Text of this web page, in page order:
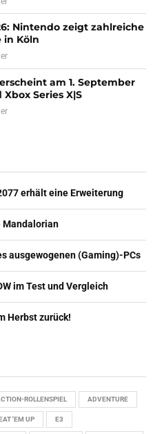
Nintendo zeigt zahlreiche
in Köln
am 1. September
Xbox Series X|S
erhält eine Erweiterung
Mandalorian
ausgewogenen (Gaming)-PCs
im Test und Vergleich
Herbst zurück!
ROLLENSPIEL ADVENTURE
'EM UP E3